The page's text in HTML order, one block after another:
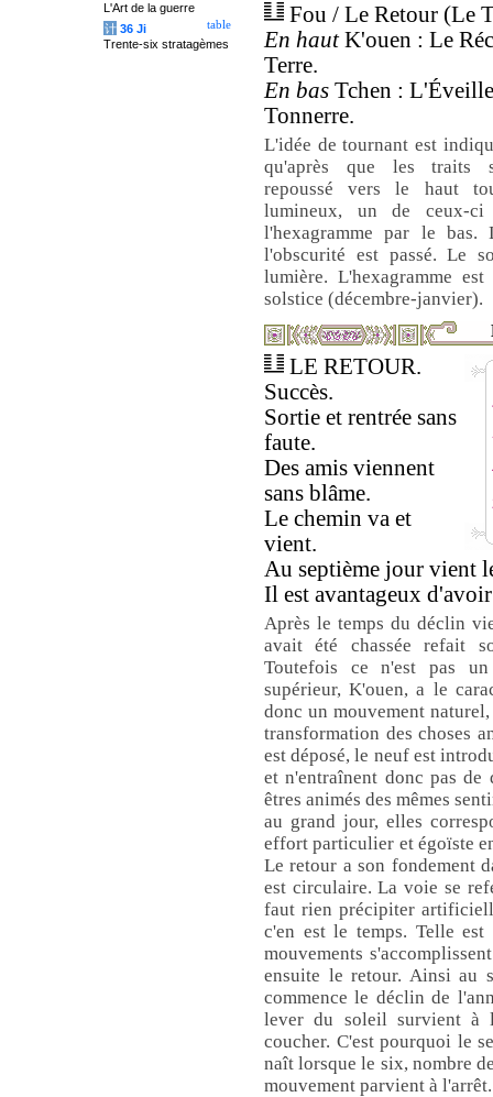
Fou / Le Retour (Le
En hautK'ouen : Le
Terre.
En bas Tchen :
Tonnerre.
L'idée de tournant est
qu'après que les traits
repoussé vers le haut
lumineux, un de ceux-ci
l'hexagramme par le bas.
l'obscurité est passé. Le
lumière. L'hexagramme
solstice (décembre-janvier).
LE RETOUR.
Succès.
Sortie et rentrée sans
faute.
Des amis viennent
sans blâme.
Le chemin va et
vient.
Au septième jour vient
Il est avantageux
Après le temps du déclin
avait été chassée refait
Toutefois ce n'est pas
supérieur, K'ouen, a le
donc un mouvement
transformation des choses
est déposé, le neuf est
et n'entraînent donc pas de
êtres animés des mêmes
au grand jour, elles
effort particulier et égoïste
Le retour a son fondement
est circulaire. La voie se
faut rien précipiter
c'en est le temps. Telle
mouvements
ensuite le retour. Ainsi au
commence le déclin de
lever du soleil survient à
coucher. C'est pourquoi le
naît lorsque le six, nombre
mouvement parvient à l'arrêt.
L'Art de la guerre
table
计 36 Ji
Trente-six stratagèmes